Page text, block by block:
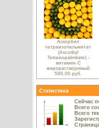
Аскорбил
тетраизопальмитат
(Ascorbyl
Tetraisopalmitate) -
витамин С
жирорастворимый
590.00 руб.
Статистика
Сейчас
Всего
Всего